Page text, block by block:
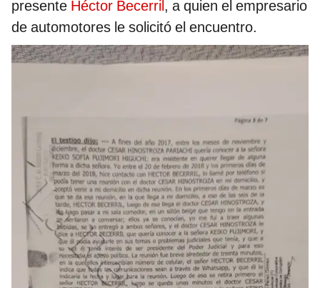
presente Héctor Becerril, a quien el empresario
de automotores le solicitó el encuentro.